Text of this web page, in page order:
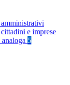
e imprese
5